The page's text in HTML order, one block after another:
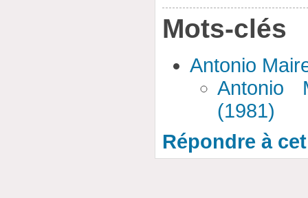
Mots-clés
Antonio
Antonio
(1981)
Répondre à